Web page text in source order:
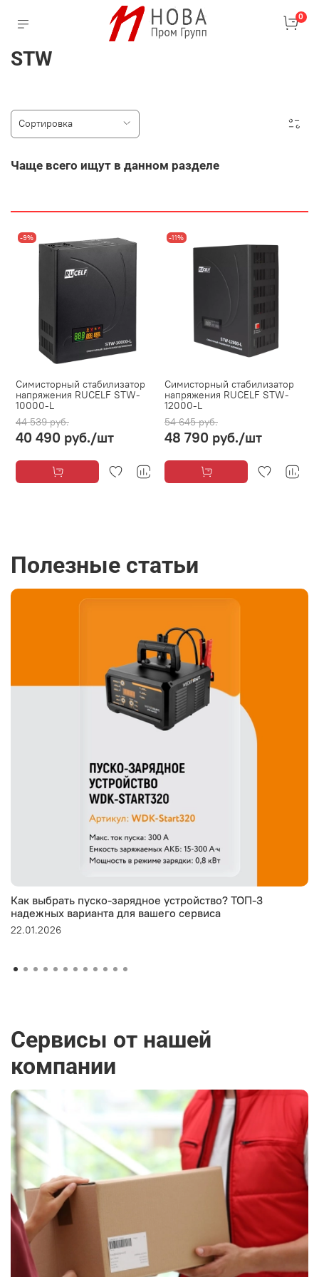
0
STW
Чаще всего ищут в данном разделе
-9%
Симисторный стабилизатор
напряжения RUCELF STW-
10000-L
44 539 руб.
40 490 руб./шт
-11%
Симисторный стабилизатор
напряжения RUCELF STW-
12000-L
54 645 руб.
48 790 руб./шт
Полезные статьи
Как выбрать пуско-зарядное устройство? ТОП-3
надежных варианта для вашего сервиса
22.01.2026
Сервисы от нашей
компании